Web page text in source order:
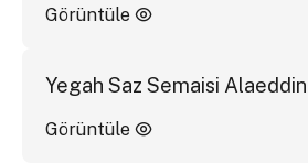
Görüntüle
Yegah Saz Semaisi
Görüntüle